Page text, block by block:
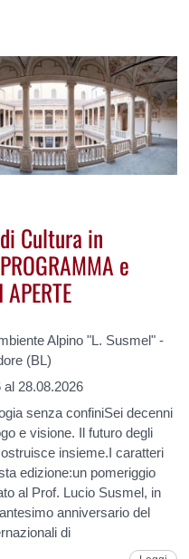
Cultura in
e
Alpino "L. Susmel" -
(BL)
al 28.08.2026
senza confiniSei decenni
e visione. Il futuro degli
insieme.I caratteri
edizione:un pomeriggio
al Prof. Lucio Susmel, in
anniversario del
di